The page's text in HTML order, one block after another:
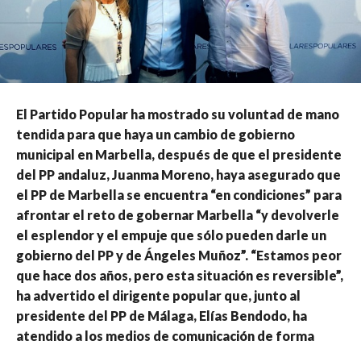
El Partido Popular ha mostrado su voluntad de mano
tendida para que haya un cambio de gobierno
municipal en Marbella, después de que el presidente
del PP andaluz, Juanma Moreno, haya asegurado que
el PP de Marbella se encuentra “en condiciones” para
afrontar el reto de gobernar Marbella “y devolverle
el esplendor y el empuje que sólo pueden darle un
gobierno del PP y de Ángeles Muñoz”. “Estamos peor
que hace dos años, pero esta situación es reversible”,
ha advertido el dirigente popular que, junto al
presidente del PP de Málaga, Elías Bendodo, ha
atendido a los medios de comunicación de forma